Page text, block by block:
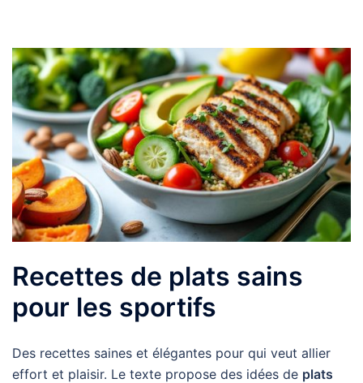
Recettes de plats sains
pour les sportifs
Des recettes saines et élégantes pour qui veut allier
effort et plaisir. Le texte propose des idées de plats